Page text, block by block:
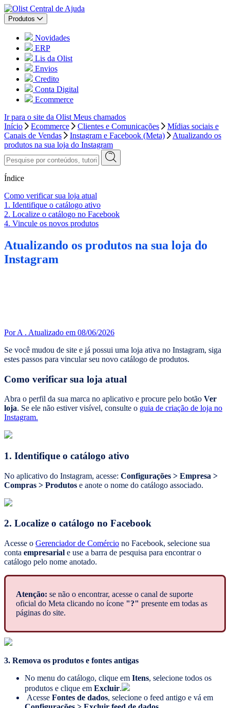
Central de Ajuda
Produtos
Novidades
ERP
Lis da Olist
Envios
Credito
Conta Digital
Ecommerce
Ir para o site da Olist Meus chamados
Início
Ecommerce Clientes e Comunicações
Mídias sociais e
Canais de Vendas
Instagram e Facebook (Meta)
Atualizando os
produtos na sua loja do Instagram
Índice
Como verificar sua loja atual
1. Identifique o catálogo ativo
2. Localize o catálogo no Facebook
4. Vincule os novos produtos
Atualizando os produtos na sua loja do
Instagram
Por A . Atualizado em 08/06/2026
Se você mudou de site e já possui uma loja ativa no Instagram, siga
estes passos para vincular seu novo catálogo de produtos.
Como verificar sua loja atual
Abra o perfil da sua marca no aplicativo e procure pelo botão Ver
loja. Se ele não estiver visível, consulte o guia de criação de loja no
Instagram.
1. Identifique o catálogo ativo
No aplicativo do Instagram, acesse: Configurações > Empresa >
Compras > Produtos e anote o nome do catálogo associado.
2. Localize o catálogo no Facebook
Acesse o Gerenciador de Comércio no Facebook, selecione sua
conta empresarial e use a barra de pesquisa para encontrar o
catálogo pelo nome anotado.
Atenção: se não o encontrar, acesse o canal de suporte
oficial do Meta clicando no ícone "?" presente em todas as
páginas do site.
3. Remova os produtos e fontes antigas
No menu do catálogo, clique em Itens, selecione todos os
produtos e clique em Excluir.
Acesse Fontes de dados, selecione o feed antigo e vá em